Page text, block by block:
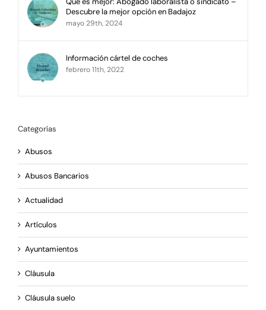
Descubre la mejor opción en Badajoz
mayo 29th, 2024
Información cártel de coches
febrero 11th, 2022
Categorías
Abusos
Abusos Bancarios
Actualidad
Artículos
Ayuntamientos
Cláusula
Cláusula suelo